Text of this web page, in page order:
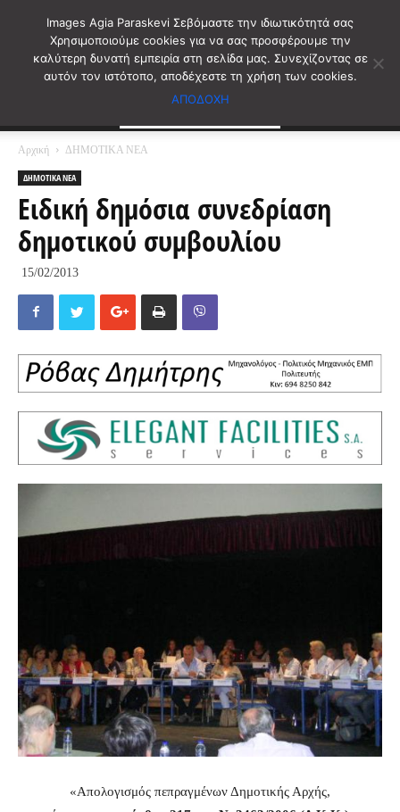
Αρχική ΔΗΜΟΤΙΚΑ ΝΕΑ
ΔΗΜΟΤΙΚΑ ΝΕΑ
Ειδική δημόσια συνεδρίαση
δημοτικού συμβουλίου
15/02/2013
«Απολογισμός πεπραγμένων Δημοτικής Αρχής,
Images Agia Paraskevi Σεβόμαστε την ιδιωτικότητά σας
Χρησιμοποιούμε cookies για να σας προσφέρουμε την
καλύτερη δυνατή εμπειρία στη σελίδα μας. Συνεχίζοντας σε
αυτόν τον ιστότοπο, αποδέχεστε τη χρήση των cookies.
ΑΠΟΔΟΧΗ